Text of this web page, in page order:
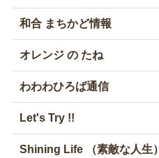
和合 まちかど情報
オレンジ の たね
わわわひろば通信
Let's Try !!
Shining Life （素敵な人生）